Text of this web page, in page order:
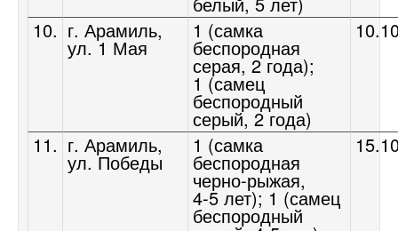
10. г. Арамиль,
ул. 1 Мая
1 (самка
беспородная
серая, 2 года);
1 (самец
беспородный
серый, 2 года)
11. г. Арамиль,
ул. Победы
1 (самка
беспородная
черно-рыжая,
4-5 лет); 1 (самец
беспородный